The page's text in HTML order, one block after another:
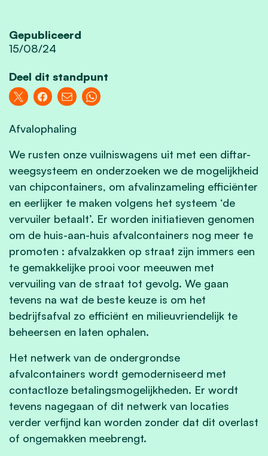
Gepubliceerd
15/08/24
Deel dit standpunt
Afvalophaling
We rusten onze vuilniswagens uit met een diftar-
weegsysteem en onderzoeken we de mogelijkheid
van chipcontainers, om afvalinzameling efficiënter
en eerlijker te maken volgens het systeem ‘de
vervuiler betaalt’. Er worden initiatieven genomen
om de huis-aan-huis afvalcontainers nog meer te
promoten : afvalzakken op straat zijn immers een
te gemakkelijke prooi voor meeuwen met
vervuiling van de straat tot gevolg. We gaan
tevens na wat de beste keuze is om het
bedrijfsafval zo efficiënt en milieuvriendelijk te
beheersen en laten ophalen.
Het netwerk van de ondergrondse
afvalcontainers wordt gemoderniseerd met
contactloze betalingsmogelijkheden. Er wordt
tevens nagegaan of dit netwerk van locaties
verder verfijnd kan worden zonder dat dit overlast
of ongemakken meebrengt.